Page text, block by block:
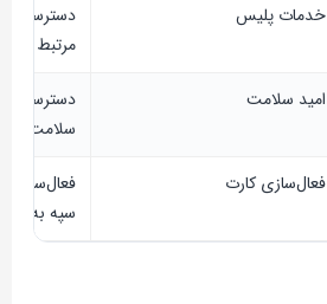
خدمات پلیس
دسترسی
مرتبط با
امید سلامت
دسترسی
سلامت و
فعال‌سازی کارت
فعال‌سازی
سپه به